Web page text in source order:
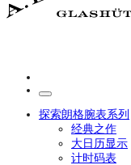
探索朗格腕表系列
经典之作
大日历显示
计时码表